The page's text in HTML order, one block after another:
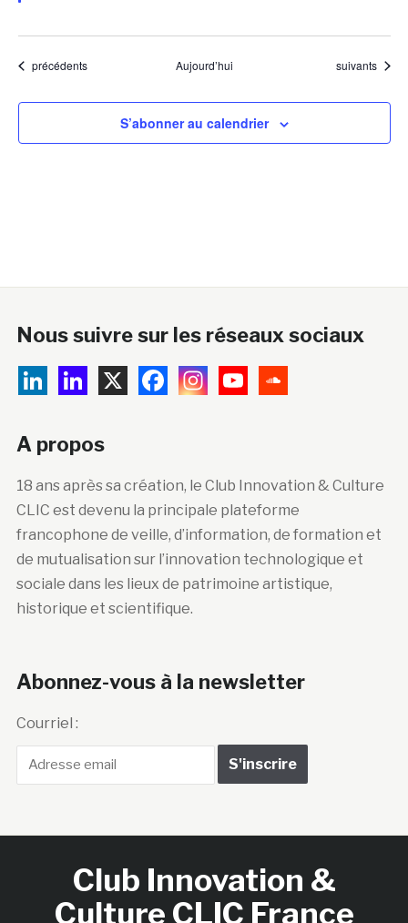
Évènements
précédents Aujourd’hui Évènements
suivants
S’abonner au calendrier
Nous suivre sur les réseaux sociaux
A propos
18 ans après sa création, le Club Innovation & Culture
CLIC est devenu la principale plateforme
francophone de veille, d’information, de formation et
de mutualisation sur l’innovation technologique et
sociale dans les lieux de patrimoine artistique,
historique et scientifique.
Abonnez-vous à la newsletter
Courriel :
Club Innovation &
Culture CLIC France